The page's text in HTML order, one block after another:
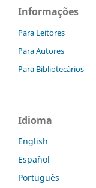
Informações
Para Leitores
Para Autores
Para Bibliotecários
Idioma
English
Español
Português